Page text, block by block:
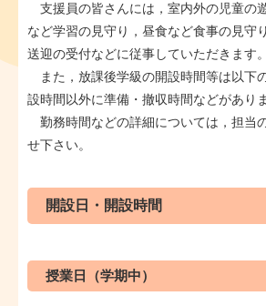
支援員の皆さんには，室内外の児童の
など学習の見守り，昼食など食事の見守
送迎の受付などに従事していただきます。
また，放課後学級の開設時間等は以下
設時間以外に準備・撤収時間などがありま
勤務時間などの詳細については，担当
せ下さい。
開設日・開設時間
授業日（学期中）